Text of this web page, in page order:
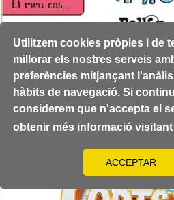
Utilitzem cookies pròpies i de
millorar els nostres serveis
preferències mitjançant
hàbits de navegació. Si
considerem que n'accepta el
obtenir més informació visitant
ACCEPTAR